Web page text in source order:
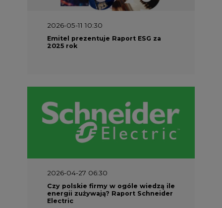
2026-05-11 10:30
Emitel prezentuje Raport ESG za
2025 rok
2026-04-27 06:30
Czy polskie firmy w ogóle wiedzą ile
energii zużywają? Raport Schneider
Electric